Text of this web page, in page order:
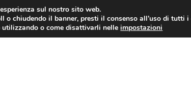
CALCIOMERCATO CAMPIONATO
sul nostro sito web.
o chiudendo il banner, presti il consenso all’uso di tutti i
o come disattivarli nelleimpostazioni